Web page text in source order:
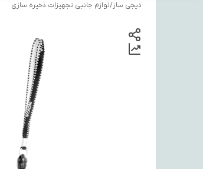
دیجی ساز/لوازم جانبی تجهیزات ذخیره سازی